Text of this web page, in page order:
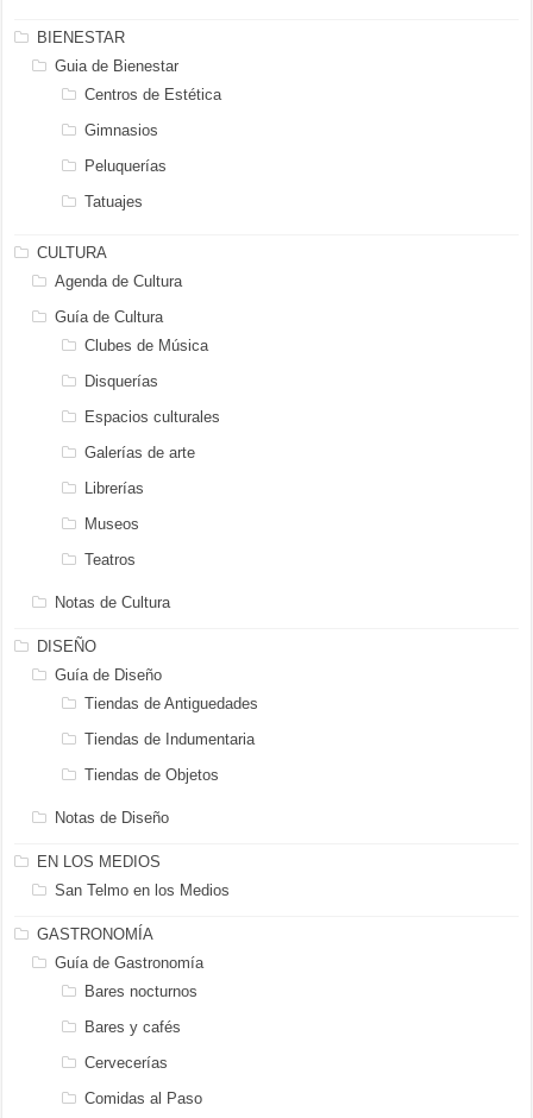
BIENESTAR
Guia de Bienestar
Centros de Estética
Gimnasios
Peluquerías
Tatuajes
CULTURA
Agenda de Cultura
Guía de Cultura
Clubes de Música
Disquerías
Espacios culturales
Galerías de arte
Librerías
Museos
Teatros
Notas de Cultura
DISEÑO
Guía de Diseño
Tiendas de Antiguedades
Tiendas de Indumentaria
Tiendas de Objetos
Notas de Diseño
EN LOS MEDIOS
San Telmo en los Medios
GASTRONOMÍA
Guía de Gastronomía
Bares nocturnos
Bares y cafés
Cervecerías
Comidas al Paso